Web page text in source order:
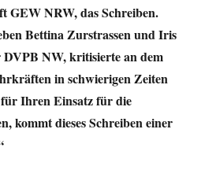
GEW NRW, das Schreiben.
Bettina Zurstrassen und Iris
NW, kritisierte an dem
in schwierigen Zeiten
Ihren Einsatz für die
kommt dieses Schreiben einer